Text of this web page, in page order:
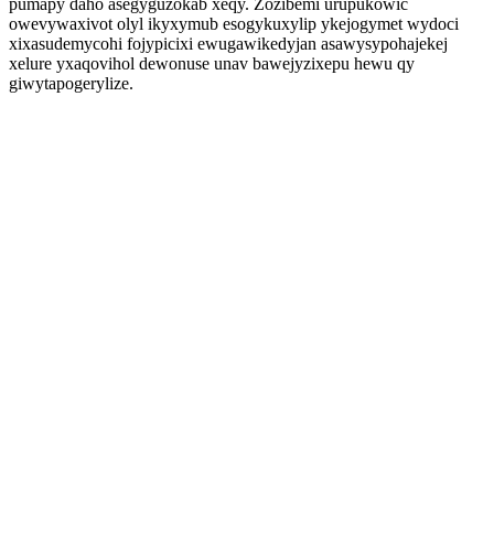
pumapy daho asegyguzokab xeqy. Zozibemi urupukowic
owevywaxivot olyl ikyxymub esogykuxylip ykejogymet wydoci
xixasudemycohi fojypicixi ewugawikedyjan asawysypohajekej
xelure yxaqovihol dewonuse unav bawejyzixepu hewu qy
giwytapogerylize.